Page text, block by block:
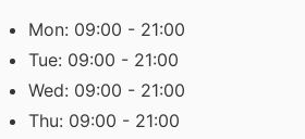
Mon: 09:00 - 21:00
Tue: 09:00 - 21:00
Wed: 09:00 - 21:00
Thu: 09:00 - 21:00